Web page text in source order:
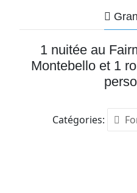
1 nuitée au
Montebello et 1
Catégories: